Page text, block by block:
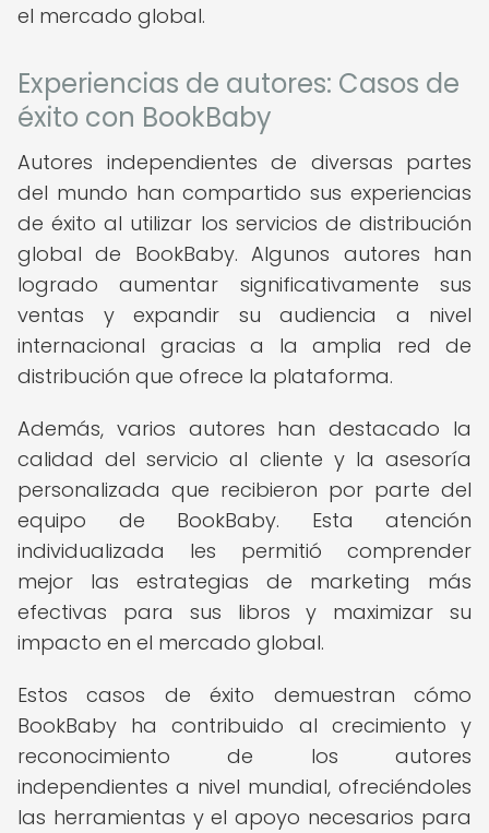
el mercado global.
Experiencias de autores: Casos de
éxito con BookBaby
Autores independientes de diversas partes
del mundo han compartido sus experiencias
de éxito al utilizar los servicios de distribución
global de BookBaby. Algunos autores han
logrado aumentar significativamente sus
ventas y expandir su audiencia a nivel
internacional gracias a la amplia red de
distribución que ofrece la plataforma.
Además, varios autores han destacado la
calidad del servicio al cliente y la asesoría
personalizada que recibieron por parte del
equipo de BookBaby. Esta atención
individualizada les permitió comprender
mejor las estrategias de marketing más
efectivas para sus libros y maximizar su
impacto en el mercado global.
Estos casos de éxito demuestran cómo
BookBaby ha contribuido al crecimiento y
reconocimiento de los autores
independientes a nivel mundial, ofreciéndoles
las herramientas y el apoyo necesarios para